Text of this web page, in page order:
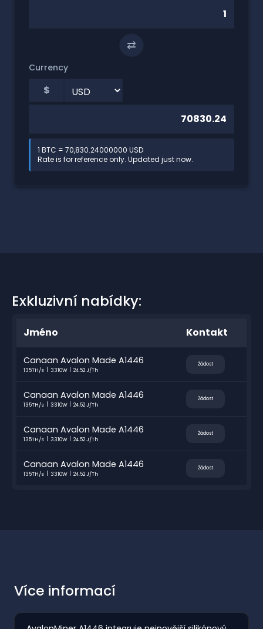
⇄
Currency
$
1 BTC = 70,830.24000000 USD
Rate is for reference only. Updated just now.
Exkluzivní nabídky:
Jméno Kontakt
Canaan Avalon Made A1446
135TH/s 3310W 24.52 J/Th
Žádost
Canaan Avalon Made A1446
135TH/s 3310W 24.52 J/Th
Žádost
Canaan Avalon Made A1446
135TH/s 3310W 24.52 J/Th
Žádost
Canaan Avalon Made A1446
135TH/s 3310W 24.52 J/Th
Žádost
Více informací